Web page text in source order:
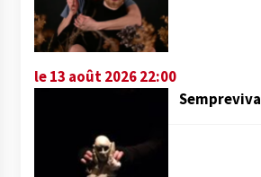
le 13 août 2026 22:00
Sempreviva